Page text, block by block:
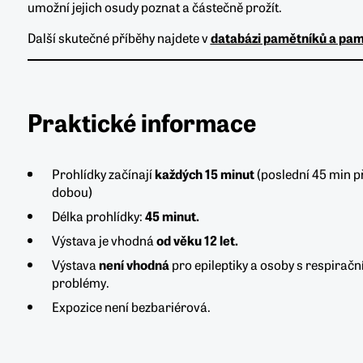
umožní jejich osudy poznat a částečně prožít.
Další skutečné příběhy najdete vdatabázi pamětníků a
Praktické informace
Prohlídky začínajíkaždých 15 minut(poslední 45 min
dobou)
Délka prohlídky:45 minut.
Výstava je vhodnáod věku 12 let.
Výstavanení vhodnápro epileptiky a osoby s
problémy.
Expozice není bezbariérová.